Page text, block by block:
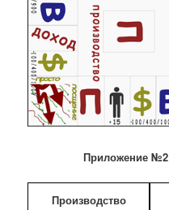
Приложение №2
Производство